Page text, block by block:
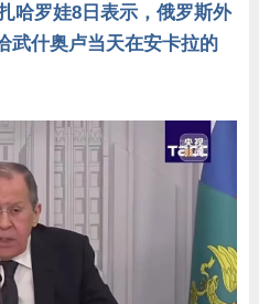
哈罗娃8日表示，俄罗斯外
武什奥卢当天在安卡拉的